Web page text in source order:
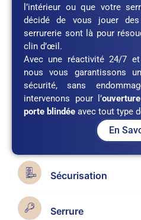
l’intérieur ou que votre
décidé de vous jouer
serrurerie sont là pour
clin d’œil.
Avec une réactivité 24/7
nous vous garantissons
sécurité, sans
intervenons pour l’
porte blindée avec tout type
En
Sécurisation
Serrure